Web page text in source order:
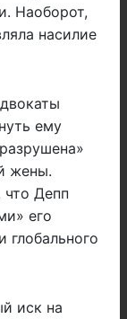
Наоборот,
насилие
ему
жены.
что Депп
его
иск на